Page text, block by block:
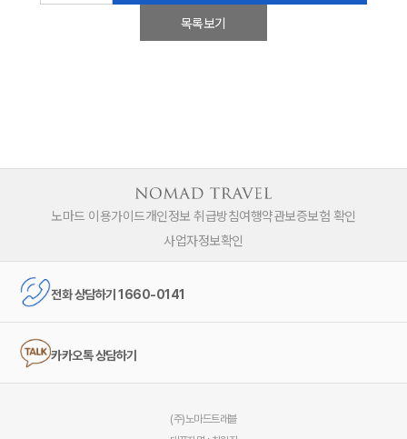
목록보기
노마드 이용가이드개인정보 취급방침여행약관보증보험 확인
사업자정보확인
전화 상담하기 1660-0141
카카오톡 상담하기
(주)노마드트래블